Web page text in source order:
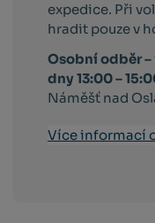
expedice. Při
hradit pouze v
Osobní odběr –
dny 13:00 –
Náměšť nad
Více informací